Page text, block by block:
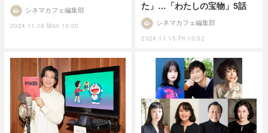
2024.11.18 Mon 15:00
シネマカフェ編集部
た」…「わたしの宝物」5話
2024.11.15 Fri 10:52
シネマカフェ編集部